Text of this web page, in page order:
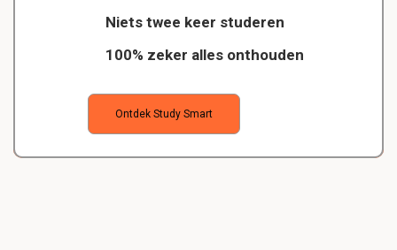
Niets twee keer studeren
100% zeker alles onthouden
Ontdek Study Smart